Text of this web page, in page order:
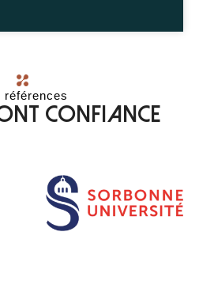
références
confiance